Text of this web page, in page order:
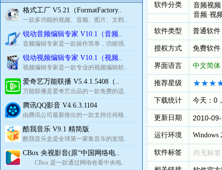
格式工厂 V5.21（FormatFactory..
一款多功能的视频、音频、图片、文档..
锐动音频编辑专家 V10.1（音频..
音频编辑专家是一款操作简单，功能强..
锐动视频编辑专家 V10.1（视频..
视频编辑专家是一款专业的视频编辑软..
爱奇艺万能联播 V5.4.1.5408（..
万能联播是爱奇艺出品的一款免费的适..
腾讯QQ影音 V4.6.3.1104
由腾讯公司最新推出的一款支持任何格..
酷我音乐 V9.1 精简版
酷我音乐盒是全球第一家集音乐的发现..
CBox 央视影音(原“中国网络电..
CBox 是一款通过网络收看中央电..
软件分类 音频视频
音频·视
软件类型 普通软件
授权方式 免费软件
界面语言 中文简体
推荐星级
下载统计 今天：0
更新日期 2010-
运行环境 Windows
软件标签 尚无标签